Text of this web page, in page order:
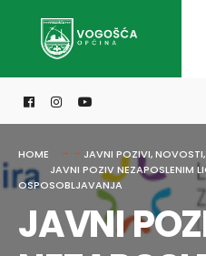
HOME JAVNI POZIVI,NOVOSTI,
JAVNI POZIV NEZAPOSLENIM
OSPOSOBLJAVANJA
JAVNI
for: